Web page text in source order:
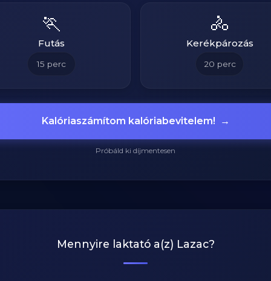
🏃
Futás
15 perc
🚴
Kerékpározás
20 perc
Kalóriaszámítom kalóriabevitelem! →
Próbáld ki díjmentesen
Mennyire laktató a(z) Lazac?